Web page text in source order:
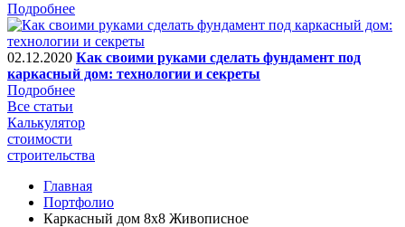
Подробнее
02.12.2020 Как своими руками сделать фундамент под
каркасный дом: технологии и секреты
Подробнее
Все статьи
Калькулятор
стоимости
строительства
Главная
Портфолио
Каркасный дом 8х8 Живописное